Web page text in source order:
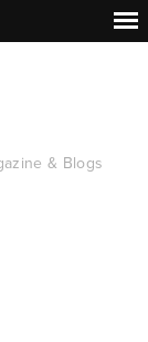
& Blogs